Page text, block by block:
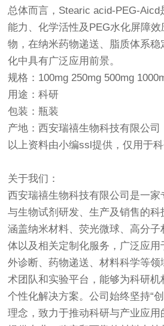
总体而言，Stearic acid-PEG-Aicd
能力、化学活性及PEG水化屏障
物，在纳米药物递送、脂质体系
化中具有广泛应用前景。
规格：100mg 250mg 500mg
用途：科研
包装：瓶装
产地：西安瑞禧生物科技有限公司
以上资料由小编ssl提供，仅用于
关于我们：
西安瑞禧生物科技有限公司是一
与生物试剂研发、生产及销售的
涵盖纳米材料、荧光微球、高分
体以及相关定制化服务，广泛应
外诊断、药物递送、材料科学等
术团队和实验平台，能够为科研
个性化解决方案。公司始终坚持“
理念，致力于推动科研与产业应